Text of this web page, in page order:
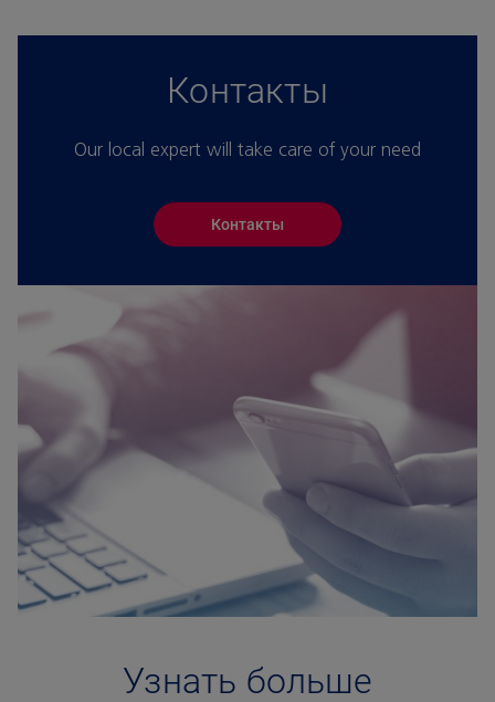
Контакты
Our local expert will take care of your need
Контакты
Узнать больше